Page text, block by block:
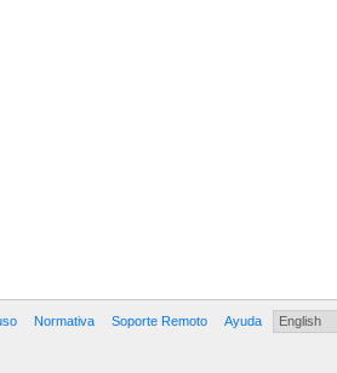
Normativa Soporte Remoto Ayuda